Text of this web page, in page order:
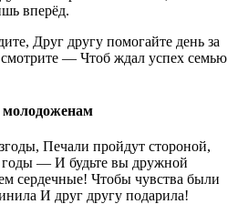
вперёд.
Друг другу помогайте день за
— Чтоб ждал успех семью
молодоженам
Печали пройдут стороной,
годы — И будьте вы дружной
сердечные! Чтобы чувства были
И друг другу подарила!